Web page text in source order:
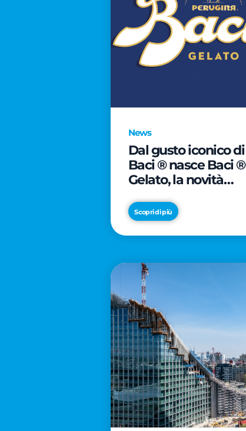
News
Dal gusto iconico di
Baci ® nasce Baci ®
Gelato, la novità
Scopri di più